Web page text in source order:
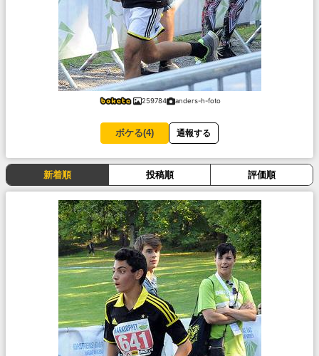
259784 anders-h-foto
ボケる(4) 通報する
新着順 投稿順 評価順